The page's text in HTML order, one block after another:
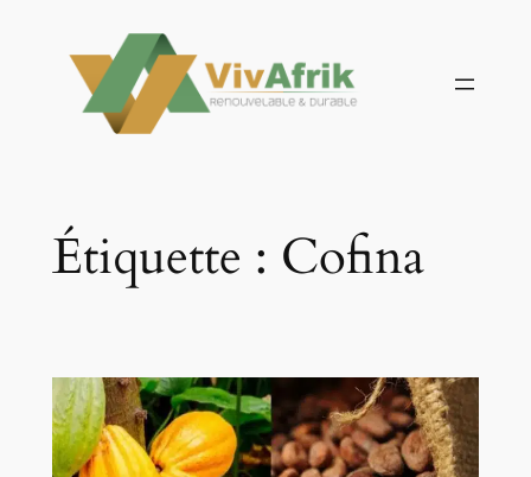
contenu
Étiquette : Cofina